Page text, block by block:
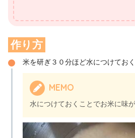
作り方
米を研ぎ３０分ほど水につけておく
MEMO
水につけておくことでお米に味